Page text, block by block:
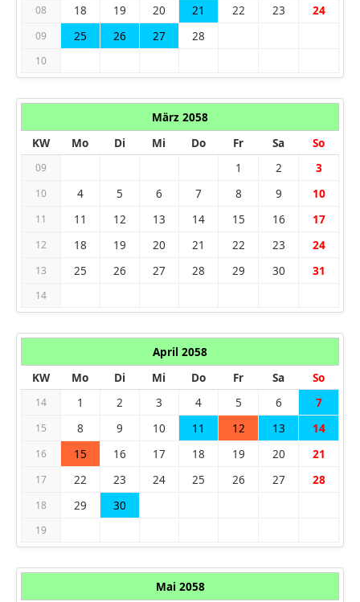
08 18 19 20 21 22 23 24
09 25 26 27 28
10
März 2058
KW
Mo Di Mi Do Fr Sa So
09 1 2 3
10 4 5 6 7 8 9 10
11 11 12 13 14 15 16 17
12 18 19 20 21 22 23 24
13 25 26 27 28 29 30 31
14
April 2058
KW
Mo Di Mi Do Fr Sa So
14 1 2 3 4 5 6 7
15 8 9 10 11 12 13 14
16 15 16 17 18 19 20 21
17 22 23 24 25 26 27 28
18 29 30
19
Mai 2058